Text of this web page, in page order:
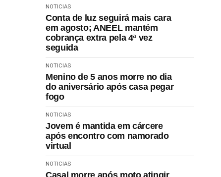
NOTICIAS
Conta de luz seguirá mais cara
em agosto; ANEEL mantém
cobrança extra pela 4ª vez
seguida
NOTICIAS
Menino de 5 anos morre no dia
do aniversário após casa pegar
fogo
NOTICIAS
Jovem é mantida em cárcere
após encontro com namorado
virtual
NOTICIAS
Casal morre após moto atingir